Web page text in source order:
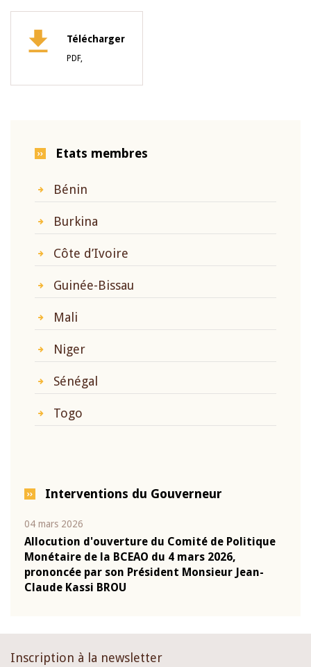
Télécharger
PDF,
Etats membres
Bénin
Burkina
Côte d’Ivoire
Guinée-Bissau
Mali
Niger
Sénégal
Togo
Interventions du Gouverneur
04 mars 2026
Allocution d'ouverture du Comité de Politique
Monétaire de la BCEAO du 4 mars 2026,
prononcée par son Président Monsieur Jean-
Claude Kassi BROU
Inscription à la newsletter